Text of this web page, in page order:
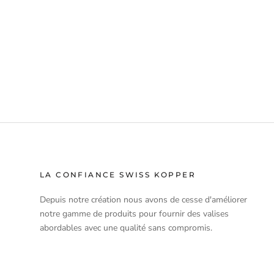
LA CONFIANCE SWISS KOPPER
Depuis notre création nous avons de cesse d'améliorer
notre gamme de produits pour fournir des valises
abordables avec une qualité sans compromis.